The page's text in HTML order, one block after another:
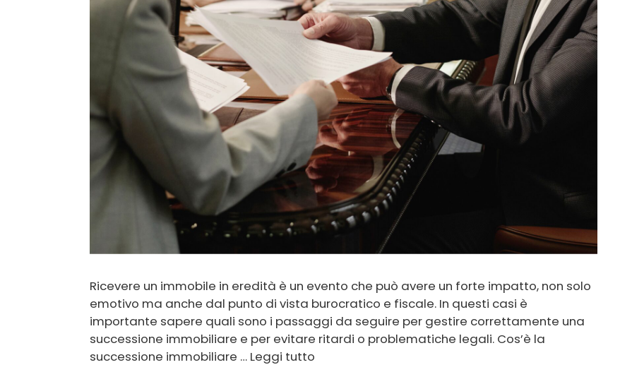
Ricevere un immobile in eredità è un evento che può avere un forte impatto, non solo
emotivo ma anche dal punto di vista burocratico e fiscale. In questi casi è
importante sapere quali sono i passaggi da seguire per gestire correttamente una
successione immobiliare e per evitare ritardi o problematiche legali. Cos’è la
successione immobiliare … Leggi tutto